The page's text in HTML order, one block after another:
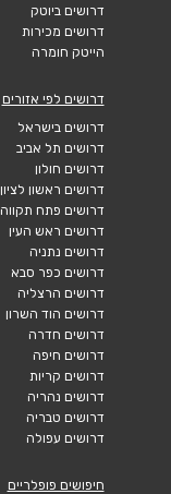
דרושים ביוטק
דרושים מכירות
הייטק חומרה
דרושים לפי אזורים
דרושים בישראל
דרושים תל אביב
דרושים חולון
דרושים ראשון לציון
דרושים פתח תקווה
דרושים ראש העין
דרושים נתניה
דרושים כפר סבא
דרושים הרצליה
דרושים הוד השרון
דרושים חדרה
דרושים חיפה
דרושים קריות
דרושים נהריה
דרושים טבריה
דרושים עפולה
חיפושים פופלריים